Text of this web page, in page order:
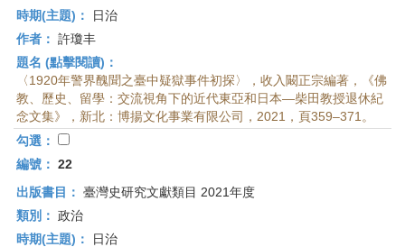
時期(主題)：
日治
作者： 許瓊丰
題名 (點擊閱讀)：
〈1920年警界醜聞之臺中疑獄事件初探〉，收入闞正宗編著，《佛
教、歷史、留學：交流視角下的近代東亞和日本—柴田教授退休紀
念文集》，新北：博揚文化事業有限公司，2021，頁359–371。
勾選：
編號： 22
出版書目： 臺灣史研究文獻類目 2021年度
類別： 政治
時期(主題)：
日治